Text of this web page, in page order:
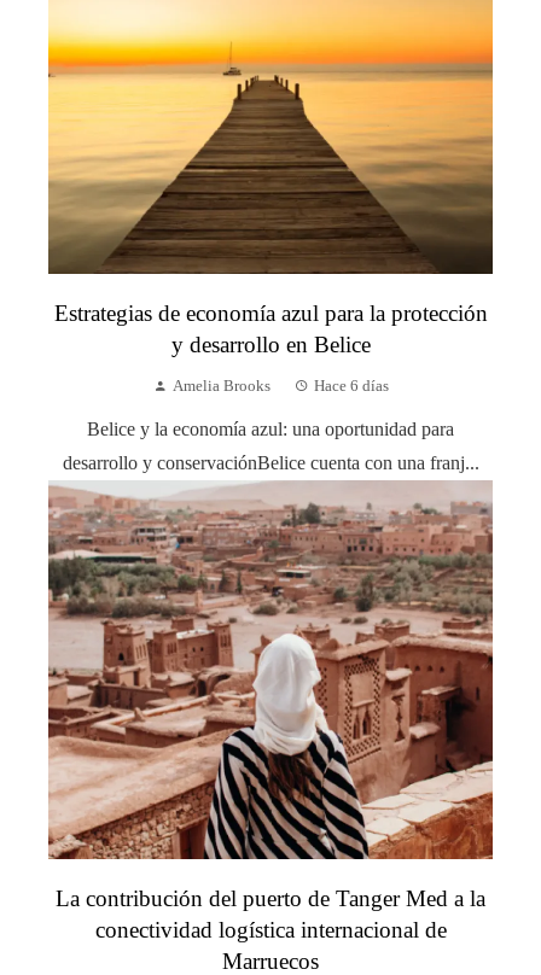
Estrategias de economía azul para la protección
y desarrollo en Belice
Amelia Brooks Hace 6 días
Belice y la economía azul: una oportunidad para
desarrollo y conservaciónBelice cuenta con una franj...
La contribución del puerto de Tanger Med a la
conectividad logística internacional de
Marruecos